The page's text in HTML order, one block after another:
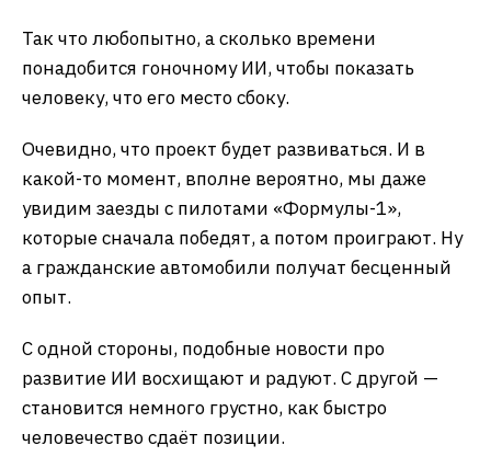
Так что любопытно, а сколько времени
понадобится гоночному ИИ, чтобы показать
человеку, что его место сбоку.
Очевидно, что проект будет развиваться. И в
какой-то момент, вполне вероятно, мы даже
увидим заезды с пилотами «Формулы-1»,
которые сначала победят, а потом проиграют. Ну
а гражданские автомобили получат бесценный
опыт.
С одной стороны, подобные новости про
развитие ИИ восхищают и радуют. С другой —
становится немного грустно, как быстро
человечество сдаёт позиции.